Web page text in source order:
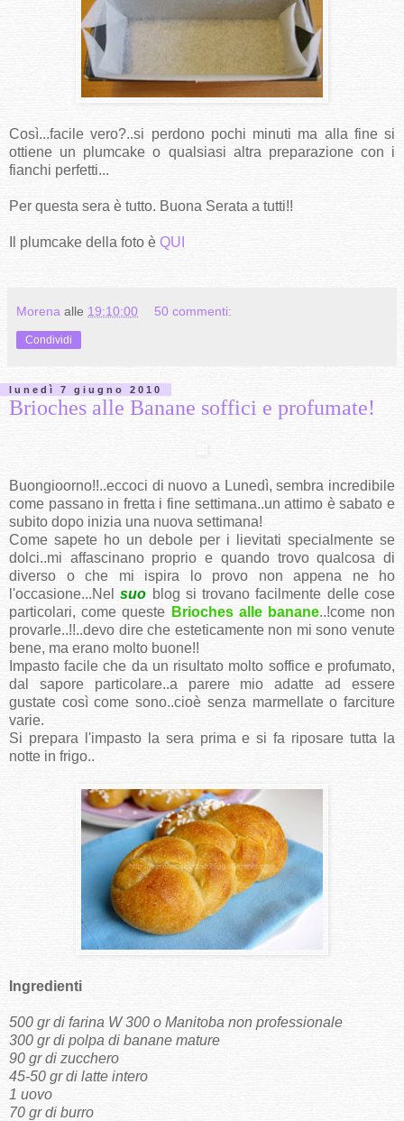
Così...facile vero?..si perdono pochi minuti ma alla fine si
ottiene un plumcake o qualsiasi altra preparazione con i
fianchi perfetti...
Per questa sera è tutto. Buona Serata a tutti!!
Il plumcake della foto è QUI
Morena alle 19:10:00 50 commenti:
Condividi
lunedì 7 giugno 2010
Brioches alle Banane soffici e profumate!
Buongioorno!!..eccoci di nuovo a Lunedì, sembra incredibile
come passano in fretta i fine settimana..un attimo è sabato e
subito dopo inizia una nuova settimana!
Come sapete ho un debole per i lievitati specialmente se
dolci..mi affascinano proprio e quando trovo qualcosa di
diverso o che mi ispira lo provo non appena ne ho
l'occasione...Nelsuo blog si trovano facilmente delle cose
particolari, come queste Brioches alle banane..!come non
provarle..!!..devo dire che esteticamente non mi sono venute
bene, ma erano molto buone!!
Impasto facile che da un risultato molto soffice e profumato,
dal sapore particolare..a parere mio adatte ad essere
gustate così come sono..cioè senza marmellate o farciture
varie.
Si prepara l'impasto la sera prima e si fa riposare tutta la
notte in frigo..
Ingredienti
500 gr di farina W 300 o Manitoba non professionale
300 gr di polpa di banane mature
90 gr di zucchero
45-50 gr di latte intero
1 uovo
70 gr di burro